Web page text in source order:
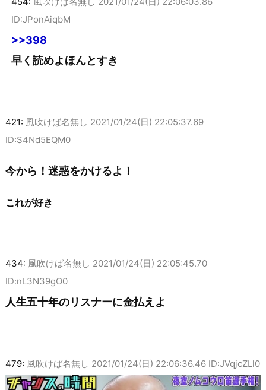
ID:JPonAiqbM
>>398
早く読めよほんとすき
421: 風吹けば名無し 2021/01/24(日) 22:05:37.69
ID:S4Nd5EQM0
今から！迷惑をかけるよ！
これが好き
434: 風吹けば名無し 2021/01/24(日) 22:05:45.70
ID:nL3N39gO0
人生五十年のリスナーに金払えよ
479: 風吹けば名無し 2021/01/24(日) 22:06:36.46 ID:JVqjcZLl0